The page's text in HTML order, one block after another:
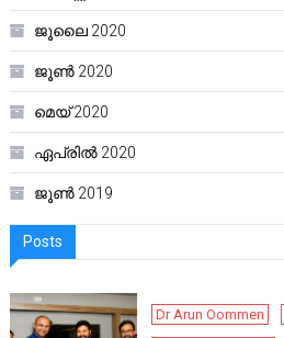
ജൂലൈ 2020
ജൂൺ 2020
മെയ്‌ 2020
ഏപ്രിൽ 2020
ജൂൺ 2019
Posts
Dr Arun Oommen